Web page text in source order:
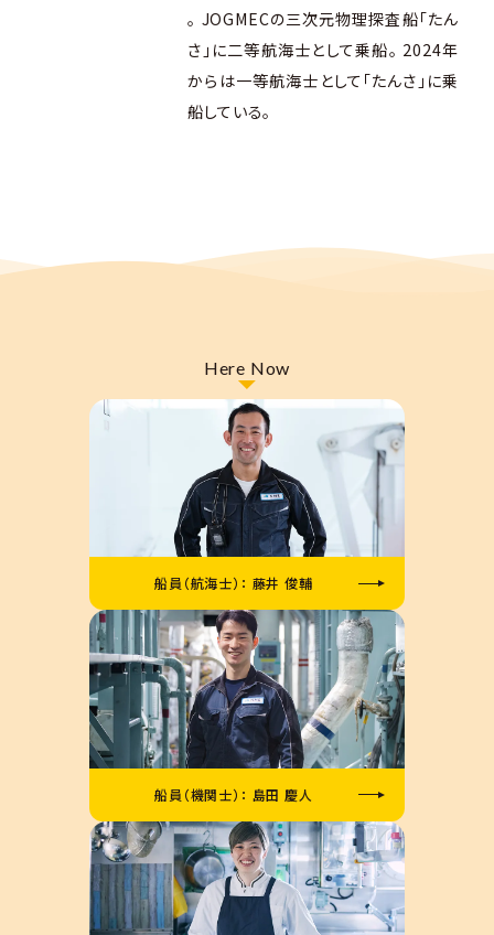
。 JOGMECの三次元物理探査船「たん
さ」に二等航海士として乗船。 2024年
からは一等航海士として「たんさ」に乗
船している。
船員（航海士）： 藤井 俊輔
船員（機関士）： 島田 慶人